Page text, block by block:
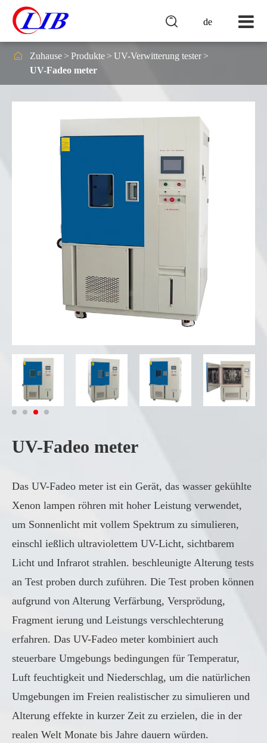
de

 Zuhause Produkte
UV-Verwitterung tester
UV-Fadeo meter
UV-Fadeo meter
Das UV-Fadeo meter ist ein Gerät, das wasser gekühlte
Xenon lampen röhren mit hoher Leistung verwendet,
um Sonnenlicht mit vollem Spektrum zu simulieren,
einschl ießlich ultraviolettem UV-Licht, sichtbarem
Licht und Infrarot strahlen. beschleunigte Alterung tests
an Test proben durch zuführen. Die Test proben können
aufgrund von Alterung Verfärbung, Versprödung,
Fragment ierung und Leistungs verschlechterung
erfahren. Das UV-Fadeo meter kombiniert auch
steuerbare Umgebungs bedingungen für Temperatur,
Luft feuchtigkeit und Niederschlag, um die natürlichen
Umgebungen im Freien realistischer zu simulieren und
Alterung effekte in kurzer Zeit zu erzielen, die in der
realen Welt Monate bis Jahre dauern würden.